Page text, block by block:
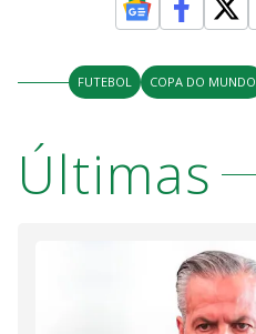
FUTEBOL COPA DO MUNDO
Últimas